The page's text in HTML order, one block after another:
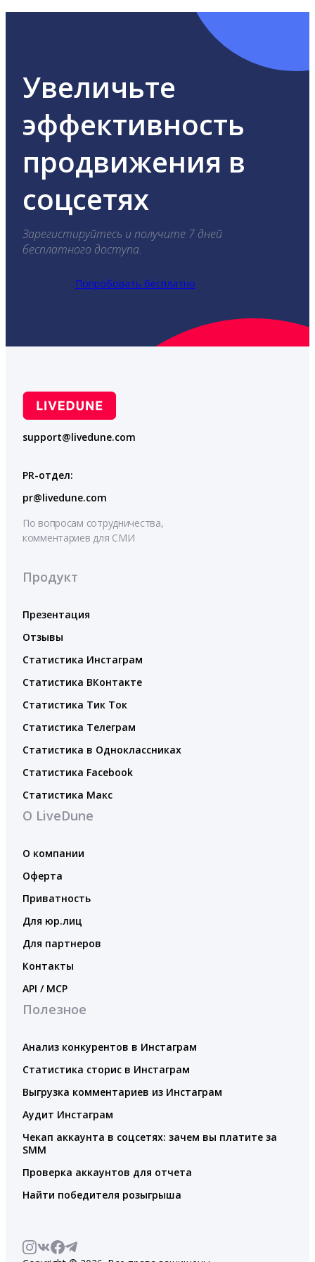
Увеличьте
эффективность
продвижения в
соцсетях
Зарегистируйтесь и получите 7 дней
бесплатного доступа.
Попробовать бесплатно
support@livedune.com
PR-отдел:
pr@livedune.com
По вопросам сотрудничества,
комментариев для СМИ
Продукт
Презентация
Отзывы
Статистика Инстаграм
Статистика ВКонтакте
Статистика Тик Ток
Статистика Телеграм
Статистика в Одноклассниках
Статистика Facebook
Статистика Макс
О LiveDune
О компании
Оферта
Приватность
Для юр.лиц
Для партнеров
Контакты
API / MCP
Полезное
Анализ конкурентов в Инстаграм
Статистика сторис в Инстаграм
Выгрузка комментариев из Инстаграм
Аудит Инстаграм
Чекап аккаунта в соцсетях: зачем вы платите за
SMM
Проверка аккаунтов для отчета
Найти победителя розыгрыша